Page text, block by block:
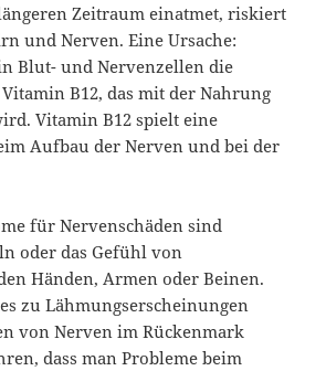
Zeitraum einatmet, riskiert
und Nerven. Eine Ursache:
Blut- und Nervenzellen die
B12, das mit der Nahrung
Vitamin B12 spielt eine
Aufbau der Nerven und bei der
für Nervenschäden sind
oder das Gefühl von
Händen, Armen oder Beinen.
zu Lähmungserscheinungen
von Nerven im Rückenmark
dass man Probleme beim